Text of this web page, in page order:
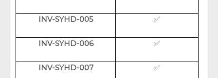
INV-SYHD-005 ✅
INV-SYHD-006 ✅
INV-SYHD-007 ✅